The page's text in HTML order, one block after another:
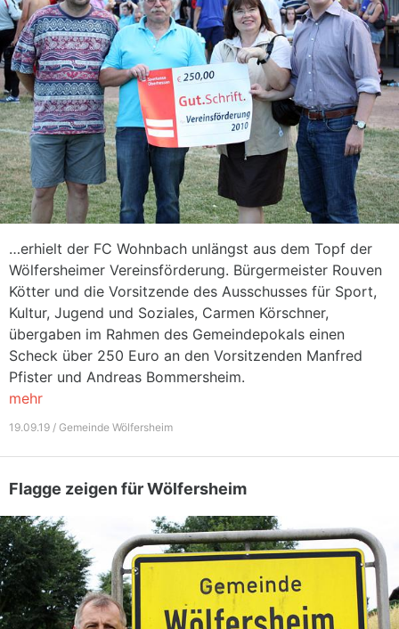
…erhielt der FC Wohnbach unlängst aus dem Topf der
Wölfersheimer Vereinsförderung. Bürgermeister Rouven
Kötter und die Vorsitzende des Ausschusses für Sport,
Kultur, Jugend und Soziales, Carmen Körschner,
übergaben im Rahmen des Gemeindepokals einen
Scheck über 250 Euro an den Vorsitzenden Manfred
Pfister und Andreas Bommersheim.
mehr
19.09.19 / Gemeinde Wölfersheim
Flagge zeigen für Wölfersheim